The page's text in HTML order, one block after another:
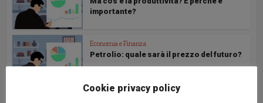
importante?
Economia e Finanza
Petrolio: quale sarà il prezzo del futuro?
Cookie privacy policy